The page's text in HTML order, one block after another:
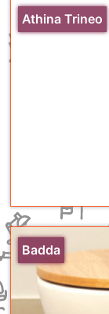
Athina Trineo
Badda